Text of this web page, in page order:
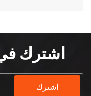
اشترك في
اشترك